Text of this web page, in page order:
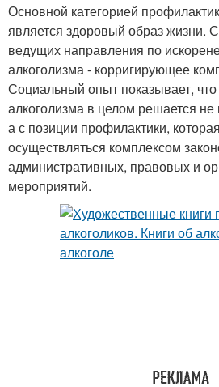
Основной категорией
является здоровый образ жизни.
ведущих направления по
алкоголизма - корригирующее
Социальный опыт показывает,
алкоголизма в целом решается
а с позиции профилактики,
осуществляться комплексом
административных, правовых и
мероприятий.